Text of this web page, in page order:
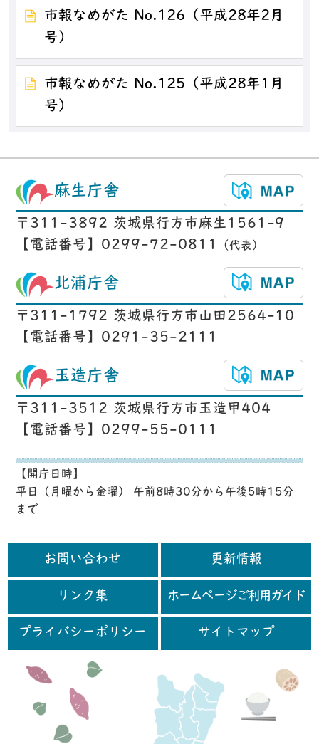
市報なめがた No.126（平成28年2月
号）
市報なめがた No.125（平成28年1月
号）
麻生庁舎
〒311-3892 茨城県行方市麻生1561-9
【電話番号】0299-72-0811
（代表）
北浦庁舎
〒311-1792 茨城県行方市山田2564-10
【電話番号】0291-35-2111
玉造庁舎
〒311-3512 茨城県行方市玉造甲404
【電話番号】0299-55-0111
【開庁日時】
平日（月曜から金曜） 午前8時30分から午後5時15分
まで
お問い合わせ 更新情報
リンク集 ホームページご利用ガイド
プライバシーポリシー サイトマップ